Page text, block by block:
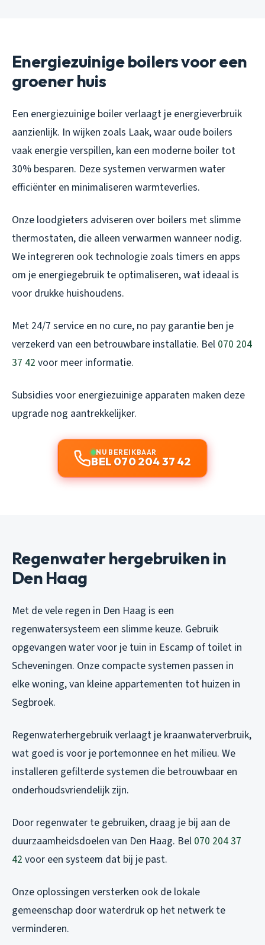
Energiezuinige boilers voor een
groener huis
Een energiezuinige boiler verlaagt je energieverbruik
aanzienlijk. In wijken zoals Laak, waar oude boilers
vaak energie verspillen, kan een moderne boiler tot
30% besparen. Deze systemen verwarmen water
efficiënter en minimaliseren warmteverlies.
Onze loodgieters adviseren over boilers met slimme
thermostaten, die alleen verwarmen wanneer nodig.
We integreren ook technologie zoals timers en apps
om je energiegebruik te optimaliseren, wat ideaal is
voor drukke huishoudens.
Met 24/7 service en no cure, no pay garantie ben je
verzekerd van een betrouwbare installatie. Bel 070 204
37 42 voor meer informatie.
Subsidies voor energiezuinige apparaten maken deze
upgrade nog aantrekkelijker.
NU BEREIKBAAR
BEL 070 204 37 42
Regenwater hergebruiken in
Den Haag
Met de vele regen in Den Haag is een
regenwatersysteem een slimme keuze. Gebruik
opgevangen water voor je tuin in Escamp of toilet in
Scheveningen. Onze compacte systemen passen in
elke woning, van kleine appartementen tot huizen in
Segbroek.
Regenwaterhergebruik verlaagt je kraanwaterverbruik,
wat goed is voor je portemonnee en het milieu. We
installeren gefilterde systemen die betrouwbaar en
onderhoudsvriendelijk zijn.
Door regenwater te gebruiken, draag je bij aan de
duurzaamheidsdoelen van Den Haag. Bel 070 204 37
42 voor een systeem dat bij je past.
Onze oplossingen versterken ook de lokale
gemeenschap door waterdruk op het netwerk te
verminderen.